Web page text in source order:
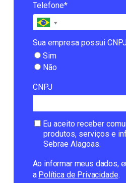
Telefone*
Sua empresa possui
Sim
Não
CNPJ
Eu aceito receber
produtos, serviços e
Sebrae Alagoas.
Ao informar meus dados,
a Política de Privacidade.